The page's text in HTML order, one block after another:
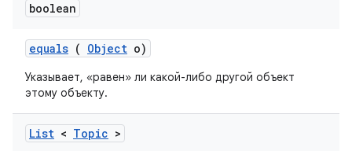
boolean
equals ( Object o)
Указывает, «равен» ли какой-либо другой объект
этому объекту.
List < Topic >